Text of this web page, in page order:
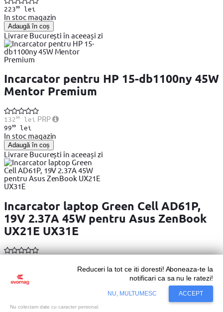
22399lei
In stoc magazin
Adaugă în coș
Livrare București în aceeași zi
Incarcator pentru HP 15-db1100ny 45W
Mentor Premium
13299lei PRP
9999lei
In stoc magazin
Adaugă în coș
Livrare București în aceeași zi
Incarcator laptop Green Cell AD61P,
19V 2.37A 45W pentru Asus ZenBook
UX21E UX31E
99
Adaugă în coș
Livrare București în aceeași zi
Reduceri la tot ce iti doresti! Aboneaza-te la
notificari ca sa nu le ratezi!
NU, MULTUMESC ACCEPT
Nu colectam date cu caracter personal.